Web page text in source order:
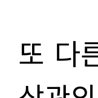
또 다